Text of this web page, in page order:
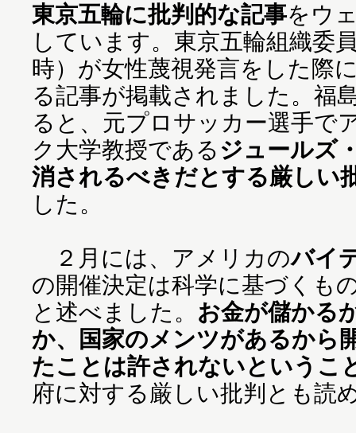
東京五輪に批判的な記事をウ
しています。東京五輪組織委
時）が女性蔑視発言をした際
る記事が掲載されました。福
ると、元プロサッカー選手で
ク大学教授である ジュールズ
消されるべきだとする厳しい
した。
２月には、アメリカのバイ
の開催決定は科学に基づくも
と述べました。 お金が儲かる
か、国家のメンツがあるから
たことは許されないというこ
府に対する厳しい批判とも読